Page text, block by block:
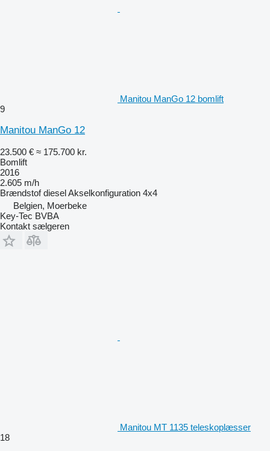
Manitou ManGo 12 bomlift
9
Manitou ManGo 12
23.500 € ≈ 175.700 kr.
Bomlift
2016
2.605 m/h
Brændstof dieselAkselkonfiguration 4x4
Belgien, Moerbeke
Key-Tec BVBA
Kontakt sælgeren
Manitou MT 1135 teleskoplæsser
18